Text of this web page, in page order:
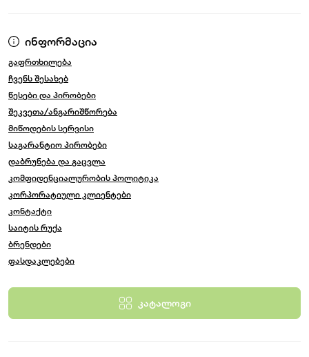
ინფორმაცია
გაფრთხილება
ჩვენს შესახებ
წესები და პირობები
შეკვეთა/ანგარიშწორება
მიწოდების სერვისი
საგარანტიო პირობები
დაბრუნება და გაცვლა
კომფიდენციალურობის პოლიტიკა
კორპორატიული კლიენტები
კონტაქტი
საიტის რუქა
ბრენდები
ფასდაკლებები
კატალოგი